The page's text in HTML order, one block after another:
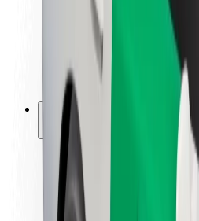
Liderança
Marca
Imprensa
Fundo Urbano
Segurança
Segurança dos passageiros
Segurança dos motoristas
Segurança das trotinetes